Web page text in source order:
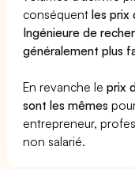
conséquentles prix
Ingénieure de
généralement plus
En revanche leprix
sont les mêmes
entrepreneur,
non salarié.